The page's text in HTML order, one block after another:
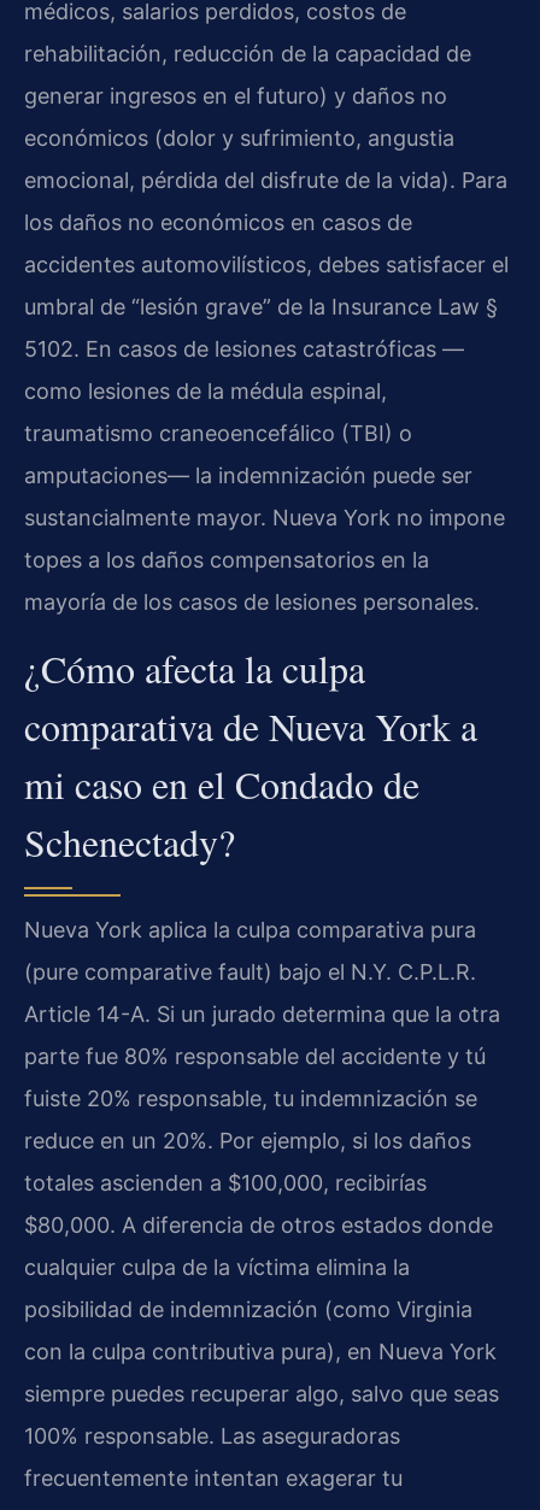
médicos, salarios perdidos, costos de
rehabilitación, reducción de la capacidad de
generar ingresos en el futuro) y daños no
económicos (dolor y sufrimiento, angustia
emocional, pérdida del disfrute de la vida). Para
los daños no económicos en casos de
accidentes automovilísticos, debes satisfacer el
umbral de “lesión grave” de la Insurance Law §
5102. En casos de lesiones catastróficas —
como lesiones de la médula espinal,
traumatismo craneoencefálico (TBI) o
amputaciones— la indemnización puede ser
sustancialmente mayor. Nueva York no impone
topes a los daños compensatorios en la
mayoría de los casos de lesiones personales.
¿Cómo afecta la culpa
comparativa de Nueva York a
mi caso en el Condado de
Schenectady?
Nueva York aplica la culpa comparativa pura
(pure comparative fault) bajo el N.Y. C.P.L.R.
Article 14-A. Si un jurado determina que la otra
parte fue 80% responsable del accidente y tú
fuiste 20% responsable, tu indemnización se
reduce en un 20%. Por ejemplo, si los daños
totales ascienden a $100,000, recibirías
$80,000. A diferencia de otros estados donde
cualquier culpa de la víctima elimina la
posibilidad de indemnización (como Virginia
con la culpa contributiva pura), en Nueva York
siempre puedes recuperar algo, salvo que seas
100% responsable. Las aseguradoras
frecuentemente intentan exagerar tu